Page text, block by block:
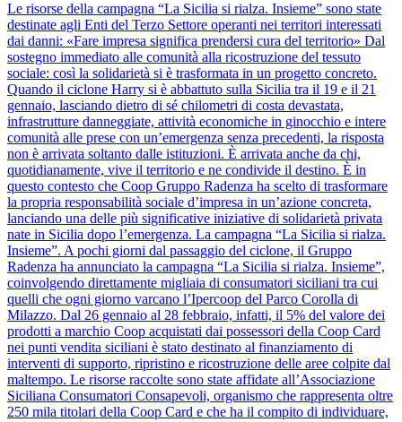
Le risorse della campagna “La Sicilia si rialza. Insieme” sono state
destinate agli Enti del Terzo Settore operanti nei territori interessati
dai danni: «Fare impresa significa prendersi cura del territorio» Dal
sostegno immediato alle comunità alla ricostruzione del tessuto
sociale: così la solidarietà si è trasformata in un progetto concreto.
Quando il ciclone Harry si è abbattuto sulla Sicilia tra il 19 e il 21
gennaio, lasciando dietro di sé chilometri di costa devastata,
infrastrutture danneggiate, attività economiche in ginocchio e intere
comunità alle prese con un’emergenza senza precedenti, la risposta
non è arrivata soltanto dalle istituzioni. È arrivata anche da chi,
quotidianamente, vive il territorio e ne condivide il destino. È in
questo contesto che Coop Gruppo Radenza ha scelto di trasformare
la propria responsabilità sociale d’impresa in un’azione concreta,
lanciando una delle più significative iniziative di solidarietà privata
nate in Sicilia dopo l’emergenza. La campagna “La Sicilia si rialza.
Insieme”. A pochi giorni dal passaggio del ciclone, il Gruppo
Radenza ha annunciato la campagna “La Sicilia si rialza. Insieme”,
coinvolgendo direttamente migliaia di consumatori siciliani tra cui
quelli che ogni giorno varcano l’Ipercoop del Parco Corolla di
Milazzo. Dal 26 gennaio al 28 febbraio, infatti, il 5% del valore dei
prodotti a marchio Coop acquistati dai possessori della Coop Card
nei punti vendita siciliani è stato destinato al finanziamento di
interventi di supporto, ripristino e ricostruzione delle aree colpite dal
maltempo. Le risorse raccolte sono state affidate all’Associazione
Siciliana Consumatori Consapevoli, organismo che rappresenta oltre
250 mila titolari della Coop Card e che ha il compito di individuare,